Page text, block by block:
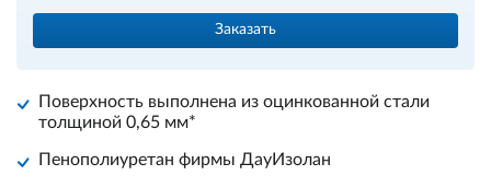
Заказать
Поверхность выполнена из оцинкованной стали
толщиной 0,65 мм*
Пенополиуретан фирмы ДауИзолан